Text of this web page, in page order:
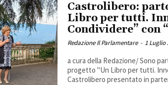
Castrolibero:
Libro per tutti.
Condividere” con
Redazione Il Parlamentare - 1 Luglio
a cura della Redazione/ Sono partite mercoledì 28 giugno le attività del
progetto "Un Libro per tutti.
Castrolibero presentato in